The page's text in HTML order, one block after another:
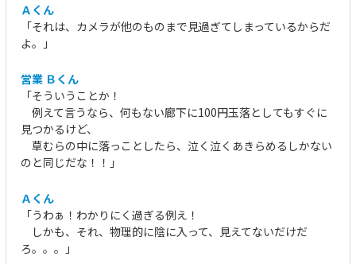
Ａくん
「それは、カメラが他のものまで見過ぎてしまっているからだ
よ。」
営業 Ｂくん
「そういうことか！
例えて言うなら、何もない廊下に100円玉落としてもすぐに
見つかるけど、
草むらの中に落っことしたら、泣く泣くあきらめるしかない
のと同じだな！！」
Ａくん
「うわぁ！わかりにく過ぎる例え！
しかも、それ、物理的に陰に入って、見えてないだけだ
ろ。。。」